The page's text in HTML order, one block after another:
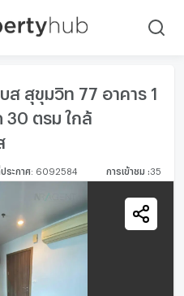
บส สุขุมวิท 77 อาคาร 1
30 ตรม ใกล้
ประกาศ 6092584 การเข้าชม 35